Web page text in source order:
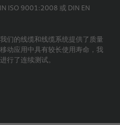
ISO 9001:2008 或 DIN EN
们的线缆和线缆系统提供了质量
动应用中具有较长使用寿命，我
行了连续测试。